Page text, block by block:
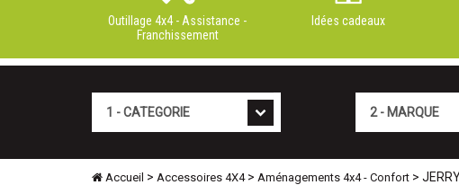
Outillage 4x4 - Assistance -
Franchissement
Idées cadeaux
Accueil > Accessoires 4X4> Aménagements 4x4 - Confort >